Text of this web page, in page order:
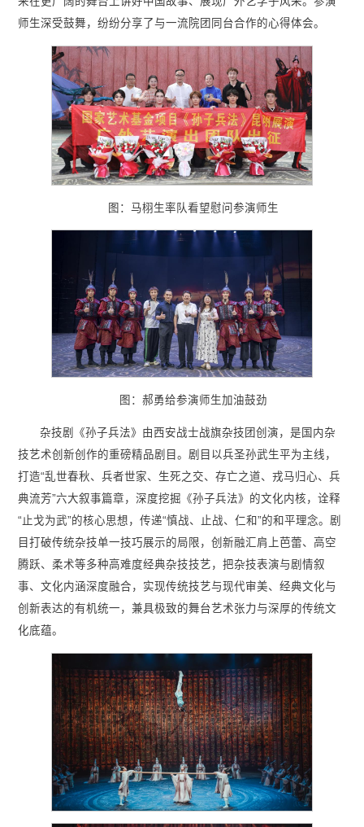
师生深受鼓舞，纷纷分享了与一流院团同台合作的心得体会。
图：马栩生率队看望慰问参演师生
图：郝勇给参演师生加油鼓劲
杂技剧《孙子兵法》由西安战士战旗杂技团创演，是国内杂
技艺术创新创作的重磅精品剧目。剧目以兵圣孙武生平为主线，
打造“乱世春秋、兵者世家、生死之交、存亡之道、戎马归心、兵
典流芳”六大叙事篇章，深度挖掘《孙子兵法》的文化内核，诠释
“止戈为武”的核心思想，传递“慎战、止战、仁和”的和平理念。剧
目打破传统杂技单一技巧展示的局限，创新融汇肩上芭蕾、高空
腾跃、柔术等多种高难度经典杂技技艺，把杂技表演与剧情叙
事、文化内涵深度融合，实现传统技艺与现代审美、经典文化与
创新表达的有机统一，兼具极致的舞台艺术张力与深厚的传统文
化底蕴。